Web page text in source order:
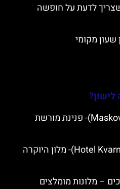
לדעת על חופשה
מקומי
לישון?
מסקוביצה האן (Maskovica Han)- פנינת מורשת
מלון קוורנר באופטייה (Hotel Kvarner)- מלון היוקרה